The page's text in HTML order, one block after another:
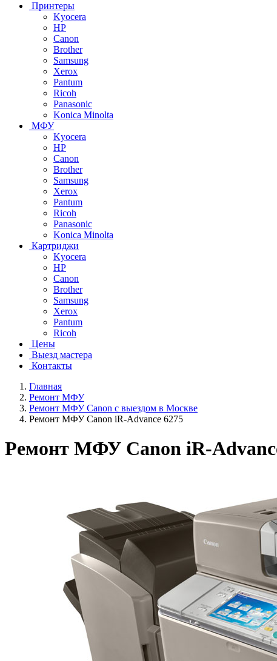
Принтеры
Kyocera
HP
Canon
Brother
Samsung
Xerox
Pantum
Ricoh
Panasonic
Konica Minolta
МФУ
Kyocera
HP
Canon
Brother
Samsung
Xerox
Pantum
Ricoh
Panasonic
Konica Minolta
Картриджи
Kyocera
HP
Canon
Brother
Samsung
Xerox
Pantum
Ricoh
Цены
Выезд мастера
Контакты
Главная
Ремонт МФУ
Ремонт МФУ Canon с выездом в Москве
Ремонт МФУ Canon iR-Advance 6275
Ремонт МФУ Canon iR-